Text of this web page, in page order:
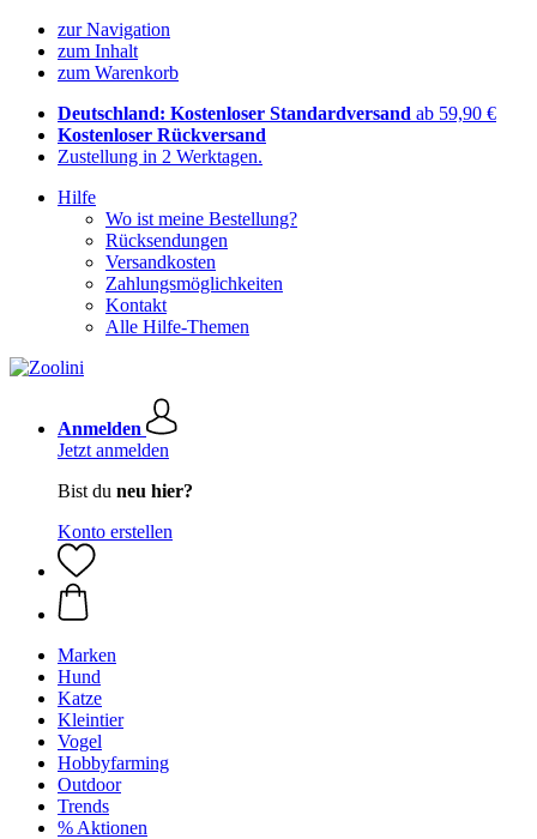
zur Navigation
zum Inhalt
zum Warenkorb
Deutschland: Kostenloser Standardversand ab 59,90 €
Kostenloser Rückversand
Zustellung in 2 Werktagen.
Hilfe
Wo ist meine Bestellung?
Rücksendungen
Versandkosten
Zahlungsmöglichkeiten
Kontakt
Alle Hilfe-Themen
Anmelden
Jetzt anmelden
Bist du neu hier?
Konto erstellen
Marken
Hund
Katze
Kleintier
Vogel
Hobbyfarming
Outdoor
Trends
% Aktionen